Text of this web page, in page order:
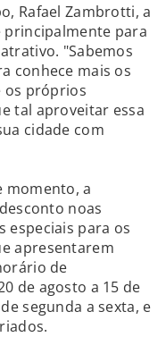
Rafael Zambrotti, a
para
"Sabemos
conhece mais os
os próprios
tal aproveitar essa
cidade com
momento, a
noas
especiais para os
apresentarem
de
de agosto a 15 de
segunda a sexta, e